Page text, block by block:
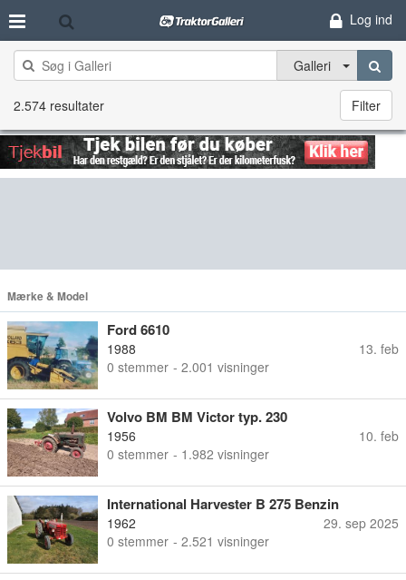
Log ind
Galleri
2.574 resultater Filter
Mærke & Model
Ford 6610
1988
0 stemmer - 2.001 visninger
13. feb
Volvo BM BM Victor typ. 230
1956
0 stemmer - 1.982 visninger
10. feb
International Harvester B 275 Benzin
1962
0 stemmer - 2.521 visninger
29. sep 2025